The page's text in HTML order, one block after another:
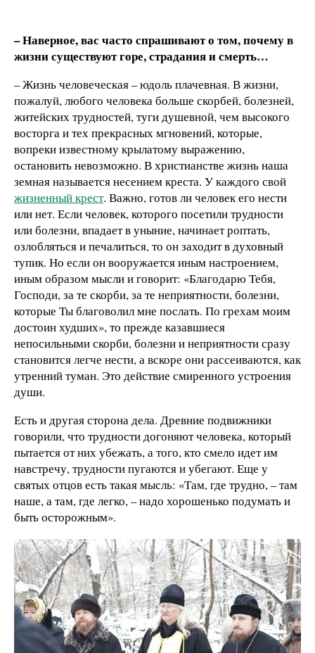
– Наверное, вас часто спрашивают о том, почему в
жизни существуют горе, страдания и смерть…
– Жизнь человеческая – юдоль плачевная. В жизни,
пожалуй, любого человека больше скорбей, болезней,
житейских трудностей, туги душевной, чем высокого
восторга и тех прекрасных мгновений, которые,
вопреки известному крылатому выражению,
остановить невозможно. В христианстве жизнь наша
земная называется несением креста. У каждого свой
жизненный крест. Важно, готов ли человек его нести
или нет. Если человек, которого посетили трудности
или болезни, впадает в уныние, начинает роптать,
озлобляться и печалиться, то он заходит в духовный
тупик. Но если он вооружается иным настроением,
иным образом мысли и говорит: «Благодарю Тебя,
Господи, за те скорби, за те неприятности, болезни,
которые Ты благоволил мне послать. По грехам моим
достоин худших», то прежде казавшиеся
непосильными скорби, болезни и неприятности сразу
становится легче нести, а вскоре они рассеиваются, как
утренний туман. Это действие смиренного устроения
души.
Есть и другая сторона дела. Древние подвижники
говорили, что трудности догоняют человека, который
пытается от них убежать, а того, кто смело идет им
навстречу, трудности пугаются и убегают. Еще у
святых отцов есть такая мысль: «Там, где трудно, – там
наше, а там, где легко, – надо хорошенько подумать и
быть осторожным».